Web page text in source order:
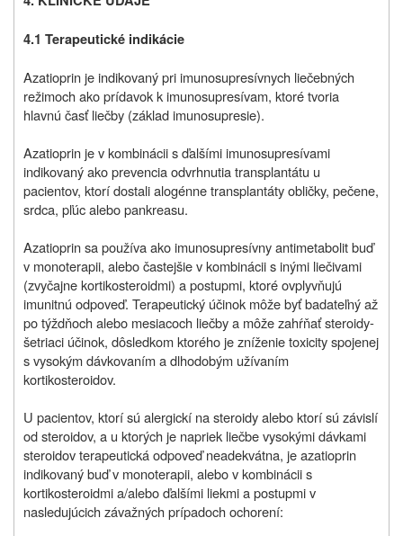
4.1 Terapeutické indikácie
Azatioprin je indikovaný pri imunosupresívnych liečebných
režimoch ako prídavok k imunosupresívam, ktoré tvoria
hlavnú časť liečby (základ imunosupresie).
Azatioprin je v kombinácii s ďalšími imunosupresívami
indikovaný ako prevencia odvrhnutia transplantátu u
pacientov, ktorí dostali alogénne transplantáty obličky, pečene,
srdca, pľúc alebo pankreasu.
Azatioprin sa používa ako imunosupresívny antimetabolit buď
v monoterapii, alebo častejšie v kombinácii s inými liečivami
(zvyčajne kortikosteroidmi) a postupmi, ktoré ovplyvňujú
imunitnú odpoveď. Terapeutický účinok môže byť badateľný až
po týždňoch alebo mesiacoch liečby a môže zahŕňať steroidy-
šetriaci účinok, dôsledkom ktorého je zníženie toxicity spojenej
s vysokým dávkovaním a dlhodobým užívaním
kortikosteroidov.
U pacientov, ktorí sú alergickí na steroidy alebo ktorí sú závislí
od steroidov, a u ktorých je napriek liečbe vysokými dávkami
steroidov terapeutická odpoveď neadekvátna, je azatioprin
indikovaný buď v monoterapii, alebo v kombinácii s
kortikosteroidmi a/alebo ďalšími liekmi a postupmi v
nasledujúcich závažných prípadoch ochorení: